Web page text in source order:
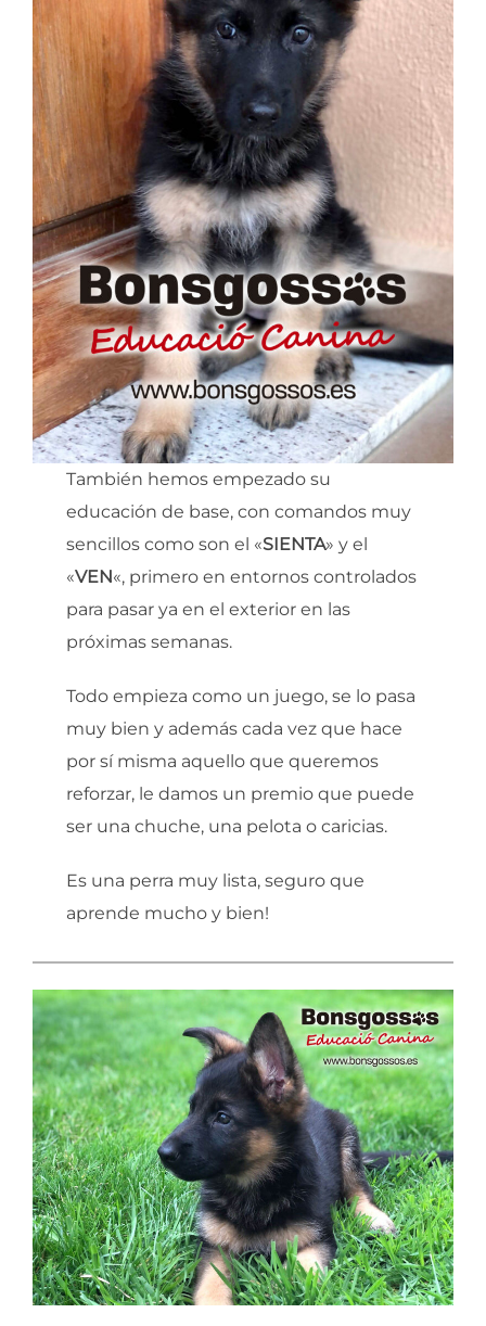
También hemos empezado su
educación de base, con comandos muy
sencillos como son el «SIENTA» y el
«VEN«, primero en entornos controlados
para pasar ya en el exterior en las
próximas semanas.
Todo empieza como un juego, se lo pasa
muy bien y además cada vez que hace
por sí misma aquello que queremos
reforzar, le damos un premio que puede
ser una chuche, una pelota o caricias.
Es una perra muy lista, seguro que
aprende mucho y bien!